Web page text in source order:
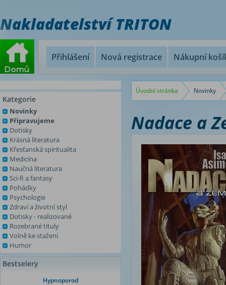
Nakladatelství TRITON
Přihlášení Nová registrace Nákupní
Kategorie
Novinky
Připravujeme
Dotisky
Krásná literatura
Křesťanská spiritualita
Medicína
Naučná literatura
Sci-fi a fantasy
Pohádky
Psychologie
Zdraví a životní styl
Dotisky - realizované
Rozebrané tituly
Volně ke stažení
Humor
Bestselery
Hypnoporod
Úvodní stránka Novinky
Nadace a